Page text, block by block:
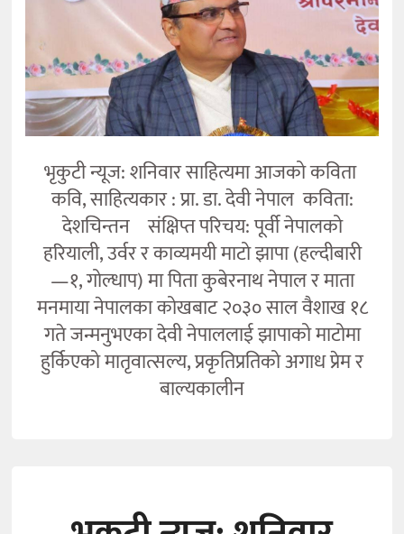
भृकुटी न्यूज: शनिवार साहित्यमा आजको कविता
कवि, साहित्यकार : प्रा. डा. देवी नेपाल कविता:
देशचिन्तन संक्षिप्त परिचय: पूर्वी नेपालको
हरियाली, उर्वर र काव्यमयी माटो झापा (हल्दीबारी
—१, गोल्धाप) मा पिता कुबेरनाथ नेपाल र माता
मनमाया नेपालका कोखबाट २०३० साल वैशाख १८
गते जन्मनुभएका देवी नेपाललाई झापाको माटोमा
हुर्किएको मातृवात्सल्य, प्रकृतिप्रतिको अगाध प्रेम र
बाल्यकालीन